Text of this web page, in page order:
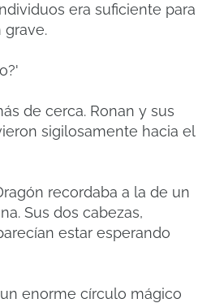
era suficiente para
grave.
de cerca. Ronan y sus
sigilosamente hacia el
recordaba a la de un
Sus dos cabezas,
estar esperando
enorme círculo mágico